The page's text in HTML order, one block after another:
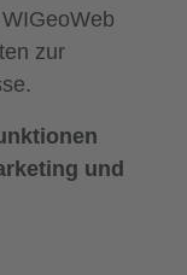
zur
und